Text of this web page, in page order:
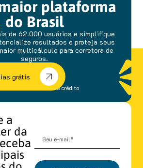
plataforma
do Brasil
de 62.000 usuários e simplifique
resultados e proteja seus
multicálculo para corretora de
seguros.
grátis
fidelidade e cartão de crédito
a
da